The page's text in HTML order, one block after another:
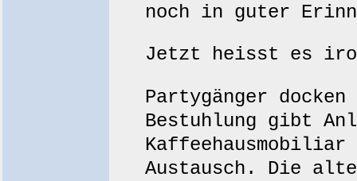
noch in guter
Jetzt heisst es
Partygänger
Bestuhlung gibt
Austausch. Die